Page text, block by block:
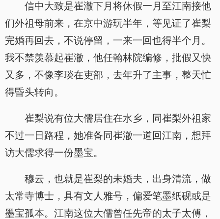
信中大致是崔澈下月将休假一月至江南接他
们外祖母前来，在京中游玩半年，等见证了崔梨
完婚再回去，不说停留，一来一回也得半个月。
我不禁羡慕起崔澈，他任翰林院编修，批假又快
又多，不像李琰在吏部，去年升了主事，整天忙
得昏头转向。
崔梨说有位大儒居住在水乡，同崔梨外祖家
不过一日路程，她准备同崔澈一道回江南，想拜
访大儒求得一份墨宝。
穆云，也就是崔梨的未婚夫，出身清流，做
太常寺博士，具有文人雅号，偏爱笔墨纸砚或是
墨宝孤本。江南这位大儒曾任先帝的太子太傅，